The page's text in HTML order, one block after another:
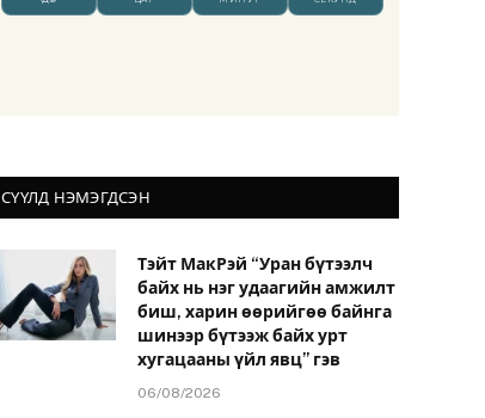
СҮҮЛД НЭМЭГДСЭН
Тэйт МакРэй “Уран бүтээлч
байх нь нэг удаагийн амжилт
биш, харин өөрийгөө байнга
шинээр бүтээж байх урт
хугацааны үйл явц” гэв
06/08/2026